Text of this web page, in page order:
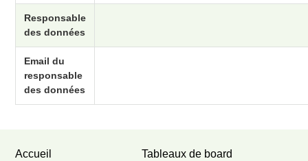
Responsable
des données
Email du
responsable
des données
Accueil
Tableaux de board